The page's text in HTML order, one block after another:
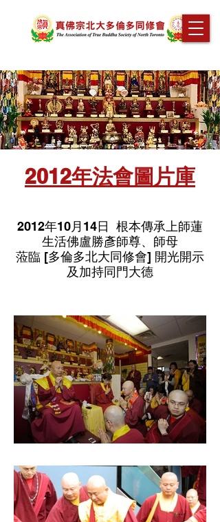
2012年法會圖片庫
2012年10月14日 根本傳承上師蓮
生活佛盧勝彥師尊、師母
蒞臨 [多倫多北大同修會] 開光開示
及加持同門大德